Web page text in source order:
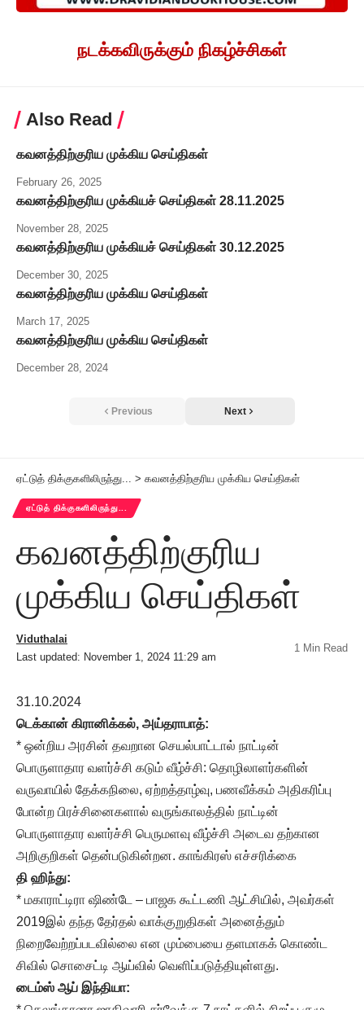
நடக்கவிருக்கும் நிகழ்ச்சிகள்
Also Read
கவனத்திற்குரிய முக்கிய செய்திகள்
February 26, 2025
கவனத்திற்குரிய முக்கியச் செய்திகள் 28.11.2025
November 28, 2025
கவனத்திற்குரிய முக்கியச் செய்திகள் 30.12.2025
December 30, 2025
கவனத்திற்குரிய முக்கிய செய்திகள்
March 17, 2025
கவனத்திற்குரிய முக்கிய செய்திகள்
December 28, 2024
Previous Next
ஏட்டுத் திக்குகளிலிருந்து... > கவனத்திற்குரிய முக்கிய செய்திகள்
ஏட்டுத் திக்குகளிலிருந்து...
கவனத்திற்குரிய
முக்கிய செய்திகள்
Last updated: November 1, 2024 11:29 am
Viduthalai
1 Min Read
31.10.2024
டெக்கான் கிரானிக்கல், அய்தராபாத்:
* ஒன்றிய அரசின் தவறான செயல்பாட்டால் நாட்டின்
பொருளாதார வளர்ச்சி கடும் வீழ்ச்சி: தொழிலாளர்களின்
வருவாயில் தேக்கநிலை, ஏற்றத்தாழ்வு, பணவீக்கம் அதிகரிப்பு
போன்ற பிரச்சினைகளால் வருங்காலத்தில் நாட்டின்
பொருளாதார வளர்ச்சி பெருமளவு வீழ்ச்சி அடைவ தற்கான
அறிகுறிகள் தென்படுகின்றன. காங்கிரஸ் எச்சரிக்கை
தி ஹிந்து:
* மகாராட்டிரா ஷிண்டே – பாஜக கூட்டணி ஆட்சியில், அவர்கள்
2019இல் தந்த தேர்தல் வாக்குறுதிகள் அனைத்தும்
நிறைவேற்றப்படவில்லை என மும்பையை தளமாகக் கொண்ட
சிவில் சொசைட்டி ஆய்வில் வெளிப்படுத்தியுள்ளது.
டைம்ஸ் ஆப் இந்தியா: